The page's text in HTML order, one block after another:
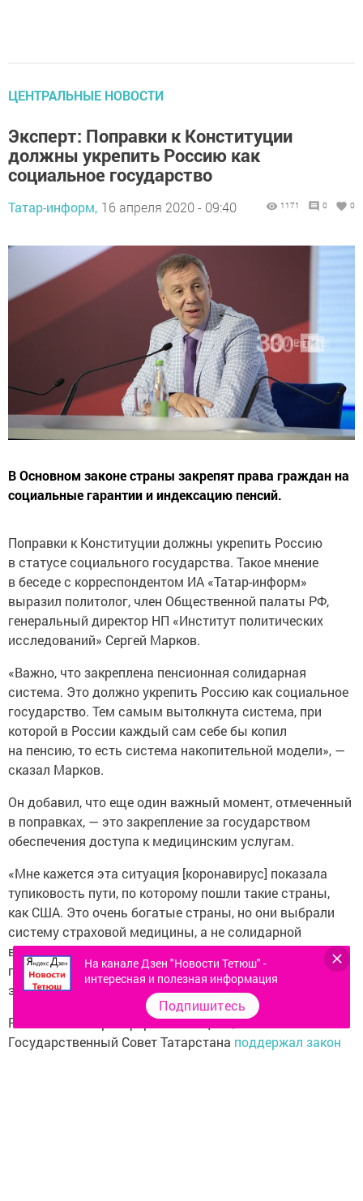
ЦЕНТРАЛЬНЫЕ НОВОСТИ
Эксперт: Поправки к Конституции
должны укрепить Россию как
социальное государство
Татар-информ, 16 апреля 2020 - 09:40 1171 0 0
В Основном законе страны закрепят права граждан на
социальные гарантии и индексацию пенсий.
Поправки к Конституции должны укрепить Россию
в статусе социального государства. Такое мнение
в беседе с корреспондентом ИА «Татар-информ»
выразил политолог, член Общественной палаты РФ,
генеральный директор НП «Институт политических
исследований» Сергей Марков.
«Важно, что закреплена пенсионная солидарная
система. Это должно укрепить Россию как социальное
государство. Тем самым вытолкнута система, при
которой в России каждый сам себе бы копил
на пенсию, то есть система накопительной модели», —
сказал Марков.
Он добавил, что еще один важный момент, отмеченный
в поправках, — это закрепление за государством
обеспечения доступа к медицинским услугам.
«Мне кажется эта ситуация [коронавирус] показала
тупиковость пути, по которому пошли такие страны,
как США. Это очень богатые страны, но они выбрали
систему страховой медицины, а не солидарной
всеобщей государственной. Это один из факторов,
почему США стали одним из центров мировой
эпидемии», — отметил политолог.
Ранее ИА «Татар-информ» сообщало, что
Государственный Совет Татарстана поддержал закон
На канале Дзен "Новости Тетюш" -
интересная и полезная информация
Подпишитесь